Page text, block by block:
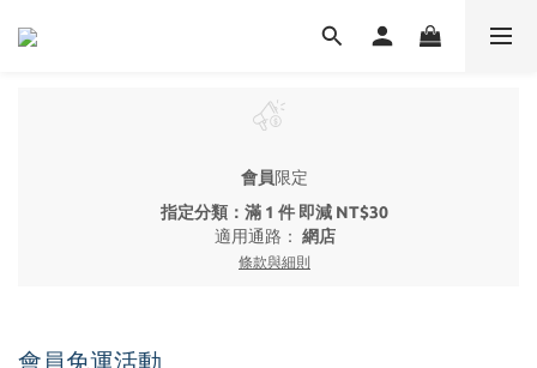
會員限定
指定分類：滿 1 件 即減 NT$30
適用通路： 網店
條款與細則
會員免運活動